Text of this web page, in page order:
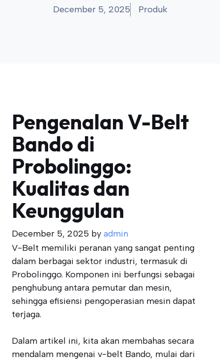
December 5, 2025 Produk
Pengenalan V-Belt
Bando di
Probolinggo:
Kualitas dan
Keunggulan
December 5, 2025 by admin
V-Belt memiliki peranan yang sangat penting
dalam berbagai sektor industri, termasuk di
Probolinggo. Komponen ini berfungsi sebagai
penghubung antara pemutar dan mesin,
sehingga efisiensi pengoperasian mesin dapat
terjaga.
Dalam artikel ini, kita akan membahas secara
mendalam mengenai v-belt Bando, mulai dari